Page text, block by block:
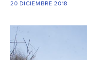
20 DICIEMBRE 2018